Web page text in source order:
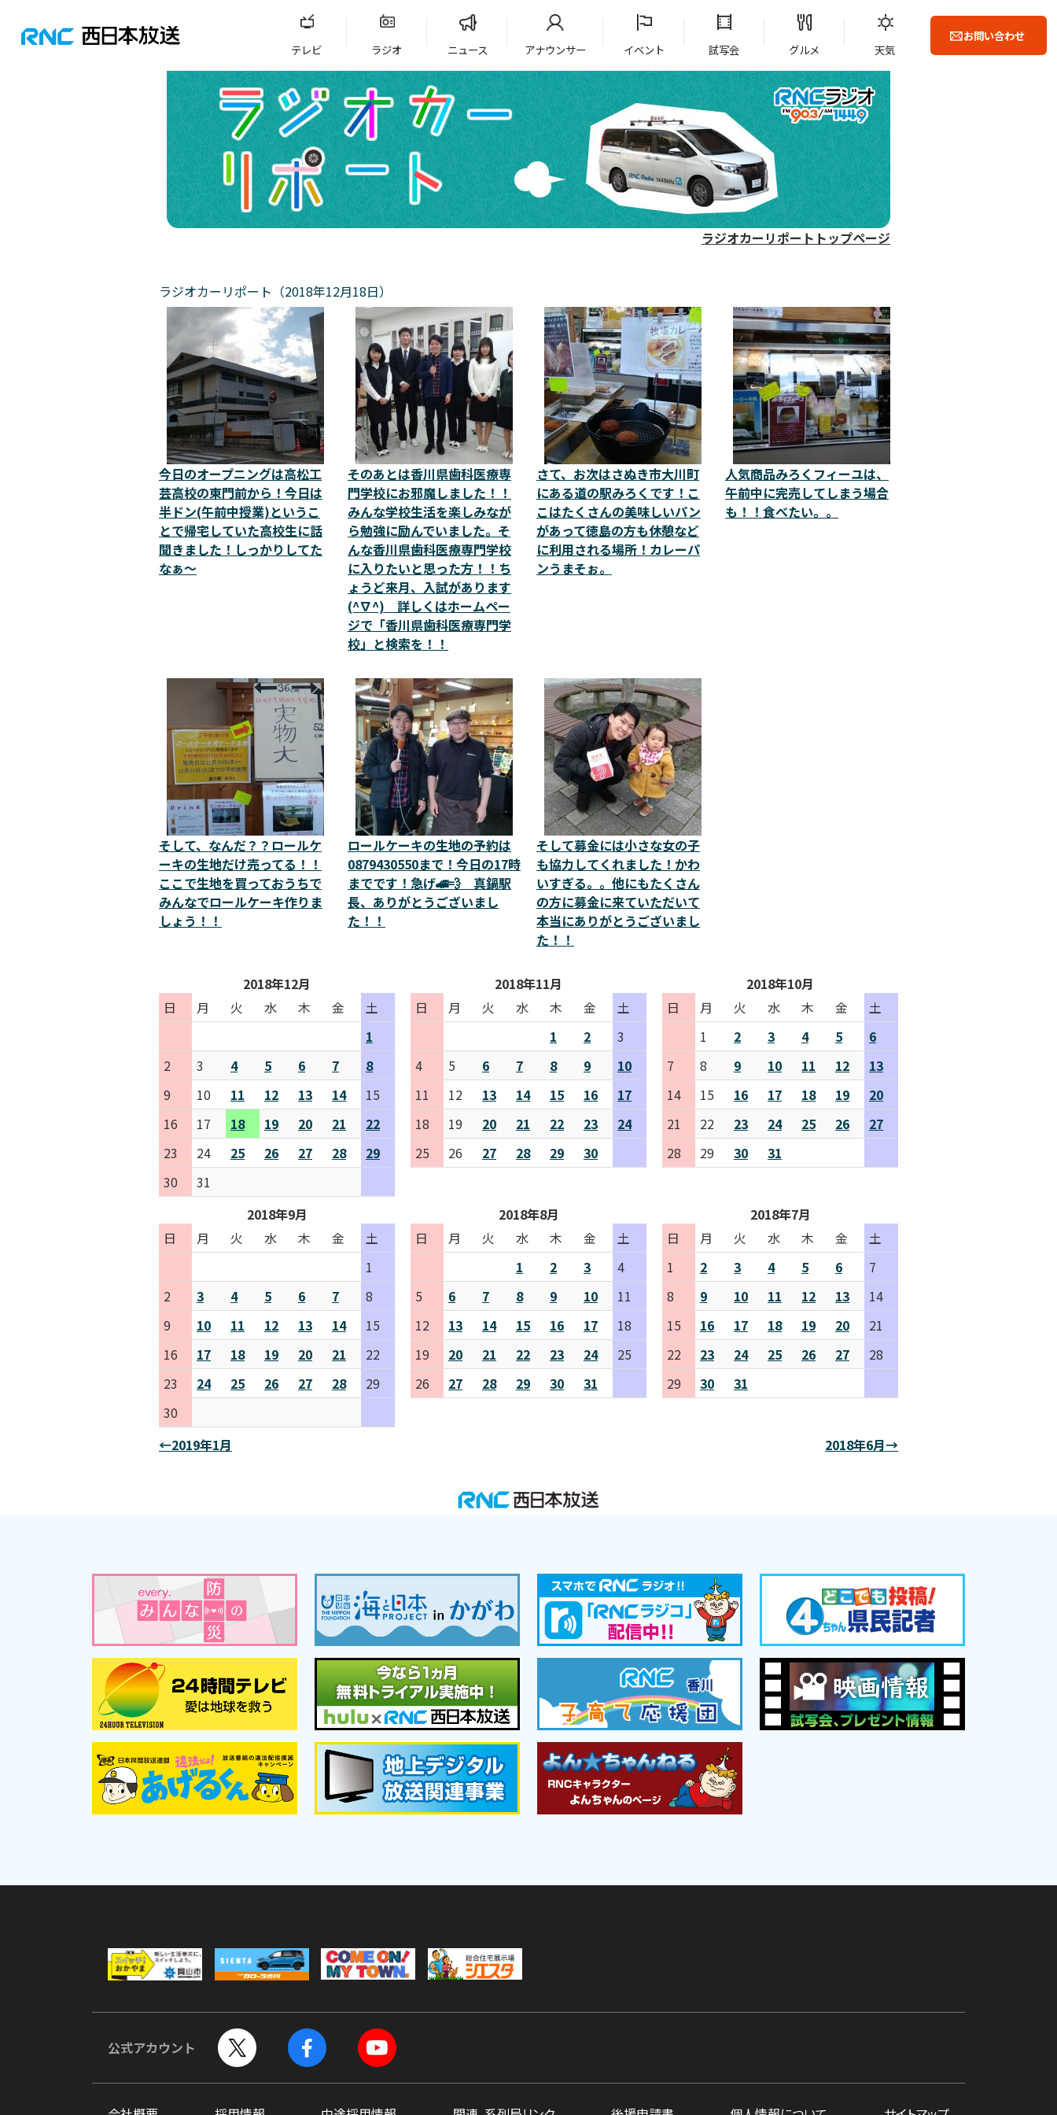
テレビ ラジオ ニュース アナウンサー イベント 試写会 グルメ 天気
お問い合わせ
ラジオカーリポートトップページ
ラジオカーリポート（2018年12月18日）
今日のオープニングは高松工
芸高校の東門前から！今日は
半ドン(午前中授業)というこ
とで帰宅していた高校生に話
聞きました！しっかりしてた
なぁ～
そのあとは香川県歯科医療専
門学校にお邪魔しました！！
みんな学校生活を楽しみなが
ら勉強に励んでいました。そ
んな香川県歯科医療専門学校
に入りたいと思った方！！ち
ょうど来月、入試があります
(^∇^) 詳しくはホームペー
ジで「香川県歯科医療専門学
校」と検索を！！
さて、お次はさぬき市大川町
にある道の駅みろくです！こ
こはたくさんの美味しいパン
があって徳島の方も休憩など
に利用される場所！カレーパ
ンうまそぉ。
人気商品みろくフィーユは、
午前中に完売してしまう場合
も！！食べたい。。
そして、なんだ？？ロールケ
ーキの生地だけ売ってる！！
ここで生地を買っておうちで
みんなでロールケーキ作りま
しょう！！
ロールケーキの生地の予約は
0879430550まで！今日の17時
までです！急げ🚄💨 真鍋駅
長、ありがとうございまし
た！！
そして募金には小さな女の子
も協力してくれました！かわ
いすぎる。。他にもたくさん
の方に募金に来ていただいて
本当にありがとうございまし
た！！
2018年12月
日
月 火 水 木 金
土
1
2
3 4 5 6 7
8
9
10 11 12 13 14
15
16
17 18 19 20 21
22
23
24 25 26 27 28
29
30
31
2018年11月
日
月 火 水 木 金
土
1
2
3
4
5 6 7 8 9
10
11
12 13 14 15 16
17
18
19 20 21 22 23
24
25
26 27 28 29 30
2018年10月
日
月 火 水 木 金
土
1
2 3 4 5
6
7
8 9 10 11 12
13
14
15 16 17 18 19
20
21
22 23 24 25 26
27
28
29 30 31
2018年9月
日
月 火 水 木 金
土
1
2
3 4 5 6 7
8
9
10 11 12 13 14
15
16
17 18 19 20 21
22
23
24 25 26 27 28
29
30
2018年8月
日
月 火 水 木 金
土
1
2 3
4
5
6 7 8 9 10
11
12
13 14 15 16 17
18
19
20 21 22 23 24
25
26
27 28 29 30 31
2018年7月
日
月 火 水 木 金
土
1
2 3 4 5 6
7
8
9 10 11 12 13
14
15
16 17 18 19 20
21
22
23 24 25 26 27
28
29
30 31
←2019年1月 2018年6月→
公式アカウント